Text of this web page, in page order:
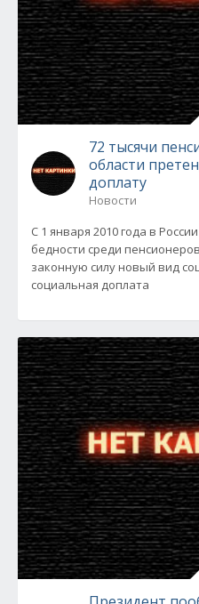
72 тысячи
области
доплату
Новости
С 1 января 2010 года в
бедности среди
законную силу новый вид
социальная доплата